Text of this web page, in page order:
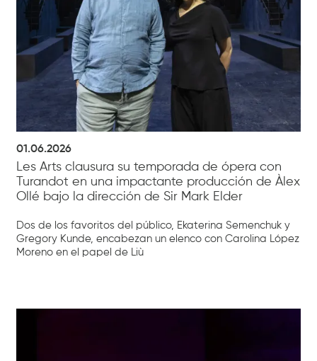
01.06.2026
Les Arts clausura su temporada de ópera con
Turandot en una impactante producción de Àlex
Ollé bajo la dirección de Sir Mark Elder
Dos de los favoritos del público, Ekaterina Semenchuk y
Gregory Kunde, encabezan un elenco con Carolina López
Moreno en el papel de Liù